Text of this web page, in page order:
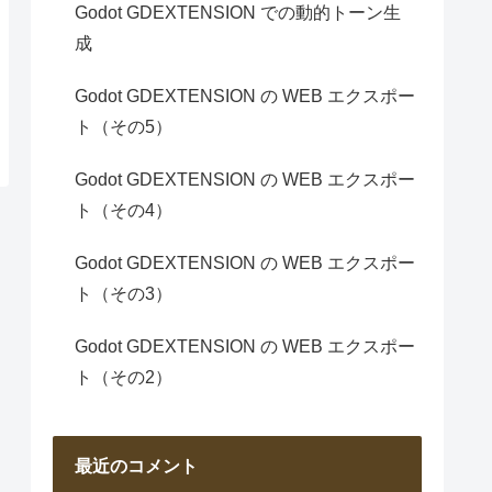
Godot GDEXTENSION での動的トーン生
成
Godot GDEXTENSION の WEB エクスポー
ト（その5）
Godot GDEXTENSION の WEB エクスポー
ト（その4）
Godot GDEXTENSION の WEB エクスポー
ト（その3）
Godot GDEXTENSION の WEB エクスポー
ト（その2）
最近のコメント